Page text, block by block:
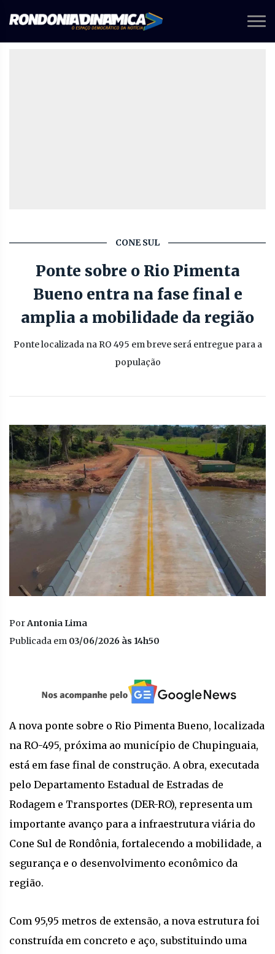
CONE SUL
Ponte sobre o Rio Pimenta
Bueno entra na fase final e
amplia a mobilidade da região
Ponte localizada na RO 495 em breve será entregue para a
população
PorAntonia Lima
Publicada em 03/06/2026 às 14h50
A nova ponte sobre o Rio Pimenta Bueno, localizada
na RO-495, próxima ao município de Chupinguaia,
está em fase final de construção. A obra, executada
pelo Departamento Estadual de Estradas de
Rodagem e Transportes (DER-RO), representa um
importante avanço para a infraestrutura viária do
Cone Sul de Rondônia, fortalecendo a mobilidade, a
segurança e o desenvolvimento econômico da
região.
Com 95,95 metros de extensão, a nova estrutura foi
construída em concreto e aço, substituindo uma